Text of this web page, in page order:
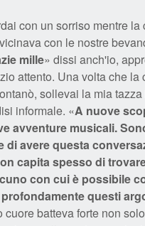
con un sorriso mentre la
con le nostre
mille» dissi anch'io,
attento. Una volta che la
sollevai la mia tazza
informale. «A nuove
avventure musicali.
di avere questa
capita spesso di
con cui è possibile
questi
cuore batteva forte non